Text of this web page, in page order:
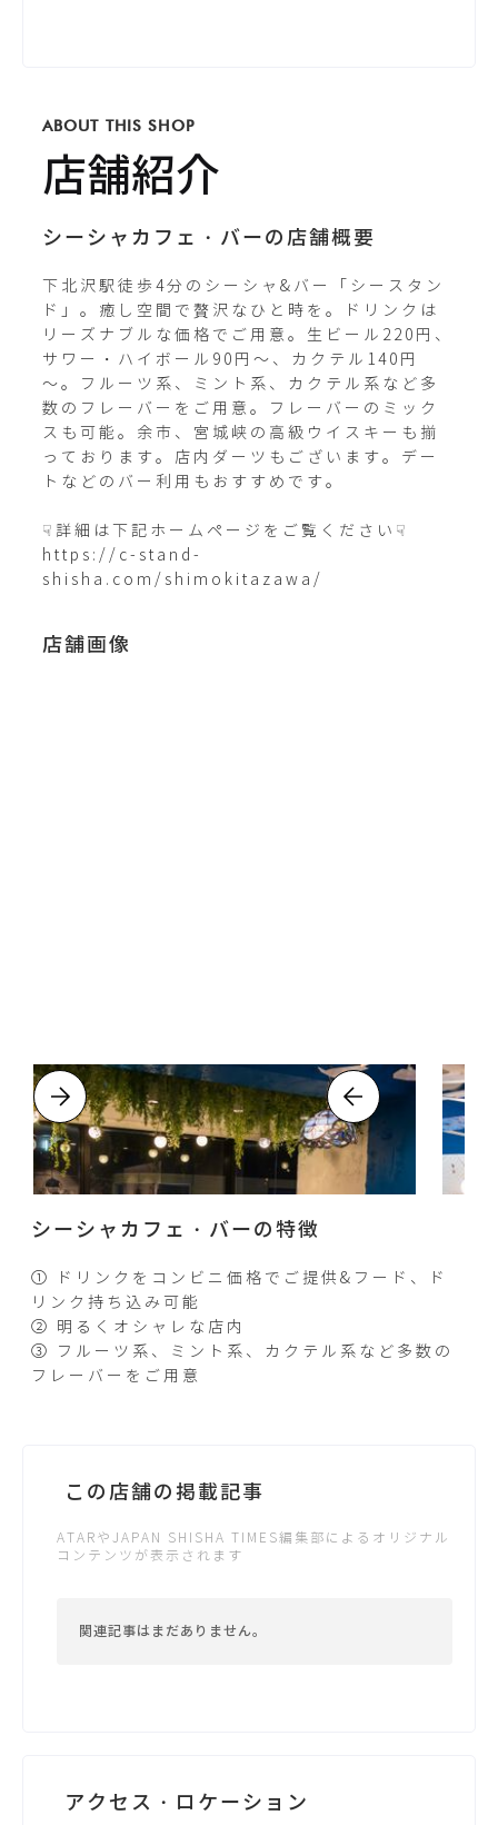
cstand_mania
ABOUT THIS SHOP
店舗紹介
シーシャカフェ・バーの店舗概要
下北沢駅徒歩4分のシーシャ&バー「シースタン
ド」。癒し空間で贅沢なひと時を。ドリンクは
リーズナブルな価格でご用意。生ビール220円、
サワー・ハイボール90円～、カクテル140円
～。フルーツ系、ミント系、カクテル系など多
数のフレーバーをご用意。フレーバーのミック
スも可能。余市、宮城峡の高級ウイスキーも揃
っております。店内ダーツもございます。デー
トなどのバー利用もおすすめです。
☟詳細は下記ホームページをご覧ください☟
https://c-stand-
shisha.com/shimokitazawa/
店舗画像
シーシャカフェ・バーの特徴
① ドリンクをコンビニ価格でご提供&フード、ド
リンク持ち込み可能
② 明るくオシャレな店内
③ フルーツ系、ミント系、カクテル系など多数の
フレーバーをご用意
この店舗の掲載記事
ATARやJAPAN SHISHA TIMES編集部によるオリジナル
コンテンツが表示されます
関連記事はまだありません。
アクセス・ロケーション